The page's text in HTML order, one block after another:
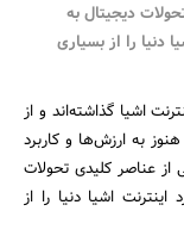
دیجیتال به
دنیا را از بسیاری
اشیا گذاشته‌اند و از
به ارزش‌ها و کاربرد
از عناصر کلیدی تحولات
اشیا دنیا را از